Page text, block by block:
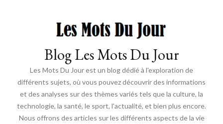
Blog Les Mots Du Jour
Les Mots Du Jour est un blog dédié à l'exploration de
différents sujets, où vous pouvez découvrir des informations
et des analyses sur des thèmes variés tels que la culture, la
technologie, la santé, le sport, l'actualité, et bien plus encore.
Nous offrons des articles sur les différents aspects de la vie